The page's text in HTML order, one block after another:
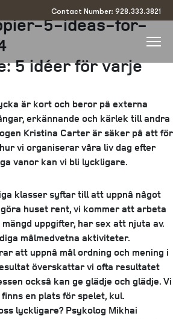
Contact Number: 928.333.3821
2025 byarizona
5-ideas-for-
5 idéer för varje
är kort och beror på externa
erkännande och kärlek till andra
Kristina Carter är säker på att för
vi organiserar våra liv dag efter
vanor kan vi bli lyckligare.
klasser syftar till att uppnå något
huset rent, vi kommer att arbeta
uppgifter, har sex att njuta av.
målmedvetna aktiviteter.
att uppnå mål ordning och mening i
överskattar vi ofta resultatet
också kan ge glädje och glädje. Vi
en plats för spelet, kul.
lyckligare? Psykolog Mikhai